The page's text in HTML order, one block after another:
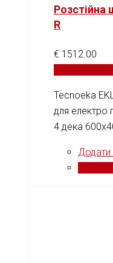
Розстійна
R
€ 1512.00
Tecnoeka
для електро
4 дека